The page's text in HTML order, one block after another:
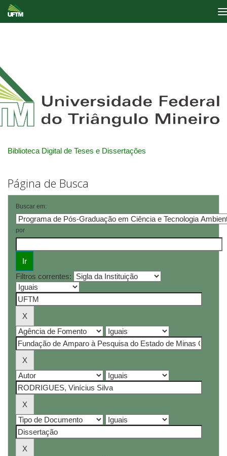
Biblioteca Digital de Teses e Dissertações
Página de Busca
Buscar em:
por
Filtros correntes: